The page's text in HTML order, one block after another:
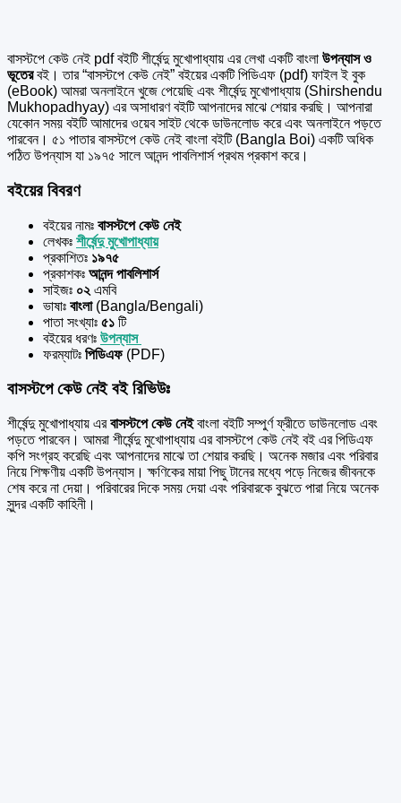
বাসস্টপে কেউ নেই pdf বইটি শীর্ষেন্দু মুখোপাধ্যায় এর লেখা একটি বাংলা উপন্যাস ও
ভূতেরবই। তার “বাসস্টপে কেউ নেই” বইয়ের একটি পিডিএফ (pdf) ফাইল ই বুক
(eBook) আমরা অনলাইনে খুজে পেয়েছি এবং শীর্ষেন্দু মুখোপাধ্যায় (Shirshendu
Mukhopadhyay) এর অসাধারণ বইটি আপনাদের মাঝে শেয়ার করছি। আপনারা
যেকোন সময় বইটি আমাদের ওয়েব সাইট থেকে ডাউনলোড করে এবং অনলাইনে পড়তে
পারবেন। ৫১ পাতার বাসস্টপে কেউ নেই বাংলা বইটি (Bangla Boi) একটি অধিক
পঠিত উপন্যাস যা ১৯৭৫ সালে আনন্দ পাবলিশার্স প্রথম প্রকাশ করে।
বইয়ের বিবরণ
বইয়ের নামঃ বাসস্টপে কেউ নেই
লেখকঃ শীর্ষেন্দু মুখোপাধ্যায়
প্রকাশিতঃ ১৯৭৫
প্রকাশকঃ আনন্দ পাবলিশার্স
সাইজঃ ০২ এমবি
ভাষাঃ বাংলা (Bangla/Bengali)
পাতা সংখ্যাঃ ৫১ টি
বইয়ের ধরণঃ উপন্যাস
ফরম্যাটঃ পিডিএফ (PDF)
বাসস্টপে কেউ নেই বই রিভিউঃ
শীর্ষেন্দু মুখোপাধ্যায় এরবাসস্টপে কেউ নেইবাংলা বইটি সম্পুর্ণ ফ্রীতে ডাউনলোড এবং
পড়তে পারবেন। আমরা শীর্ষেন্দু মুখোপাধ্যায় এর বাসস্টপে কেউ নেই বই এর পিডিএফ
কপি সংগ্রহ করেছি এবং আপনাদের মাঝে তা শেয়ার করছি। অনেক মজার এবং পরিবার
নিয়ে শিক্ষণীয় একটি উপন্যাস। ক্ষণিকের মায়া পিছু টানের মধ্যে পড়ে নিজের জীবনকে
শেষ করে না দেয়া। পরিবারের দিকে সময় দেয়া এবং পরিবারকে বুঝতে পারা নিয়ে অনেক
সুন্দর একটি কাহিনী।